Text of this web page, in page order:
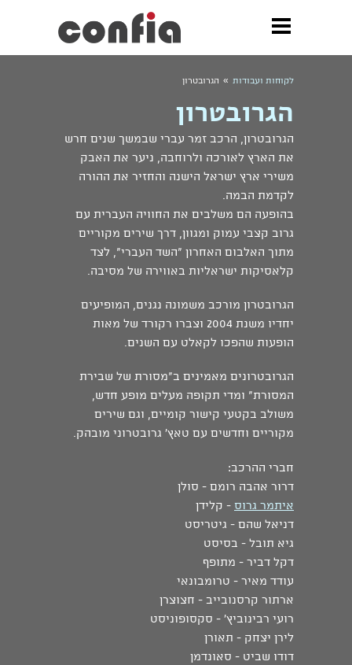
לקוחות ועבודות » הגרובטרון
הגרובטרון
הגרובטרון, הרכב זמר עברי שבמשך שנים חרש
את הארץ לאורכה ולרוחבה, ניער את האבק
משירי ארץ ישראל הישנה והחזיר את ההורה
לקדמת הבמה.
בהופעה הם משלבים את החוויה העברית עם
גרוב קצבי עמוק ומגוון, דרך שירים מקוריים
מתוך האלבום האחרון "השד העברי", לצד
קלאסיקות ישראליות באווירה של מסיבה.
הגרובטרון מורכב משמונה נגנים, המופיעים
יחדיו משנת 2004 וצברו רקורד של מאות
הופעות שהפכו לקאלט עם השנים.
הגרובטרונים מאמינים ב"מסורת של שבירת
המסורת" ומדי תקופה מעלים מופע חדש,
משולב בקטעי קישור קומיים, וגם שירים
מקוריים וחדשים עם טאץ' גרובטרוני מובהק.
חברי ההרכב:
דרור אהבה רומם - סולן
איתמר גרוס - קלידן
דניאל שהם - גיטריסט
גיא תובל - בסיסט
דקל דביר - מתופף
עודד מאיר - טרומבונאי
ארתור קרסנובייב - חצוצרן
רועי רבינוביץ' - סקסופוניסט
לירן יצחק - תאורן
דודו שביט - סאונדמן